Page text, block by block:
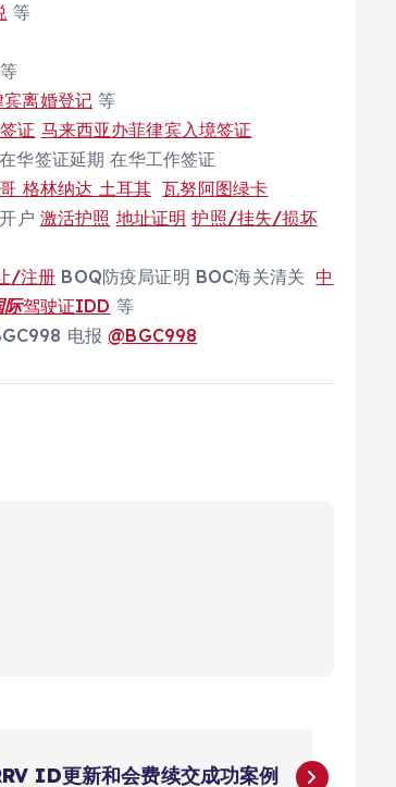
等
等
宾离婚登记 等
证 马来西亚办菲律宾入境签证
在华签证延期 在华工作签证
格林纳达 土耳其 瓦努阿图绿卡
户 激活护照 地址证明 护照/挂失/损坏
/注册 BOQ防疫局证明 BOC海关清关中
际驾驶证IDD 等
电报@BGC998
ID更新和会费续交成功案例